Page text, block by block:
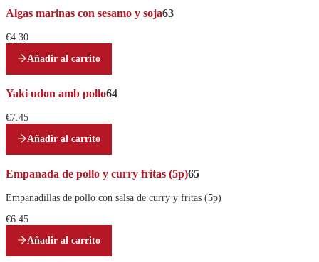
Algas marinas con sesamo y soja63
€4.30
Añadir al carrito
Yaki udon amb pollo64
€7.45
Añadir al carrito
Empanada de pollo y curry fritas (5p)65
Empanadillas de pollo con salsa de curry y fritas (5p)
€6.45
Añadir al carrito